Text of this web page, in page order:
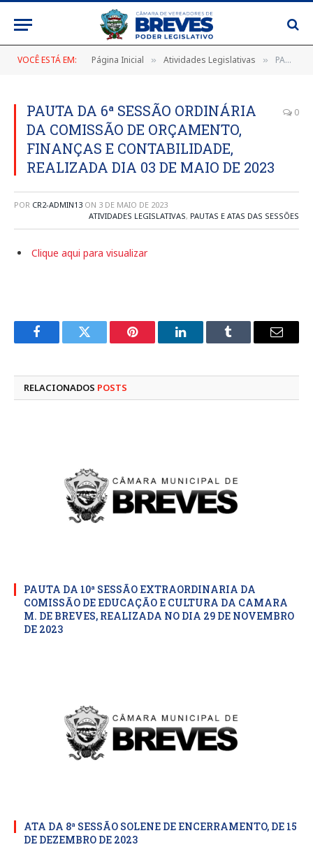
VOCÊ ESTÁ EM: Página Inicial » Atividades Legislativas » PAUTA DA 6ª SESSÃO ORDINÁRIA DA COMISSÃO DE ORÇAMENTO, FINANÇAS E CONTABILIDADE, REALIZADA DIA 03 DE MAIO DE 2023
PAUTA DA 6ª SESSÃO ORDINÁRIA
DA COMISSÃO DE ORÇAMENTO,
FINANÇAS E CONTABILIDADE,
REALIZADA DIA 03 DE MAIO DE 2023
0
POR CR2-ADMIN13 ON 3 DE MAIO DE 2023
ATIVIDADES LEGISLATIVAS, PAUTAS E ATAS DAS SESSÕES
Clique aqui para visualizar
FacebookTwitter Pinterest LinkedInTumblr
E-
RELACIONADOS POSTS
PAUTA DA 10ª SESSÃO EXTRAORDINARIA DA
COMISSÃO DE EDUCAÇÃO E CULTURA DA CAMARA
M. DE BREVES, REALIZADA NO DIA 29 DE NOVEMBRO
DE 2023
ATA DA 8ª SESSÃO SOLENE DE ENCERRAMENTO, DE 15
DE DEZEMBRO DE 2023